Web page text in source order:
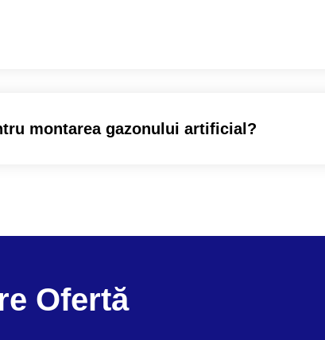
montarea gazonului artificial?
Ofertă